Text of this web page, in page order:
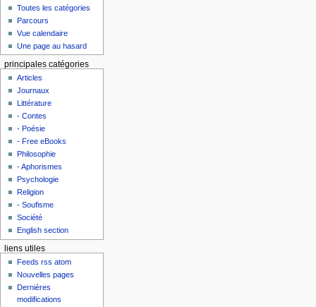
Toutes les catégories
Parcours
Vue calendaire
Une page au hasard
principales catégories
Articles
Journaux
Littérature
- Contes
- Poésie
- Free eBooks
Philosophie
- Aphorismes
Psychologie
Religion
- Soufisme
Société
English section
liens utiles
Feeds rss atom
Nouvelles pages
Dernières
modifications